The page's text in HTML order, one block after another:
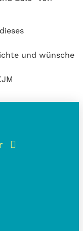
und wünsche